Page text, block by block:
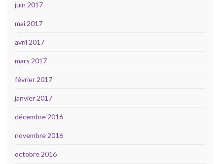
juin 2017
mai 2017
avril 2017
mars 2017
février 2017
janvier 2017
décembre 2016
novembre 2016
octobre 2016